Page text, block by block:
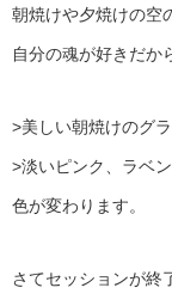
朝焼けや夕焼けの空
自分の魂が好きだか
>美しい朝焼けのグラ
>淡いピンク、ラベ
色が変わります。
さてセッションが終